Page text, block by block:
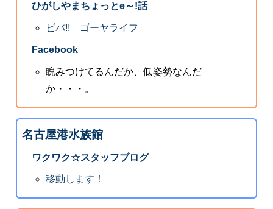
ひがしやまちょっとe～!話
ビバ!! ゴーヤライフ
Facebook
睨みつけてるんだか、低姿勢なんだ
か・・・。
名古屋港水族館
ワクワク☆スタッフブログ
移動します！